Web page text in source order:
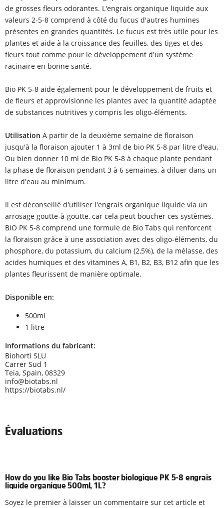
de grosses fleurs odorantes. L'engrais organique liquide aux
valeurs 2-5-8 comprend à côté du fucus d'autres humines
présentes en grandes quantités. Le fucus est très utile pour les
plantes et aide à la croissance des feuilles, des tiges et des
fleurs tout comme pour le développement d'un système
racinaire en bonne santé.
Bio PK 5-8 aide également pour le développement de fruits et
de fleurs et approvisionne les plantes avec la quantité adaptée
de substances nutritives y compris les oligo-éléments.
Utilisation A partir de la deuxième semaine de floraison
jusqu'à la floraison ajouter 1 à 3ml de bio PK 5-8 par litre d'eau.
Ou bien donner 10 ml de Bio PK 5-8 à chaque plante pendant
la phase de floraison pendant 3 à 6 semaines, à diluer dans un
litre d'eau au minimum.
Il est déconseillé d'utiliser l'engrais organique liquide via un
arrosage goutte-à-goutte, car cela peut boucher ces systèmes.
BIO PK 5-8 comprend une formule de Bio Tabs qui renforcent
la floraison grâce à une association avec des oligo-éléments, du
phosphore, du potassium, du calcium (2,5%), de la mélasse, des
acides humiques et des vitamines A, B1, B2, B3, B12 afin que les
plantes fleurissent de manière optimale.
Disponible en:
500ml
1 litre
Informations du fabricant:
Biohorti SLU
Carrer Sud 1
Teia, Spain, 08329
info@biotabs.nl
https://biotabs.nl/
Évaluations
How do you like Bio Tabs booster biologique PK 5-8 engrais
liquide organique 500ml, 1L?
Soyez le premier à laisser un commentaire sur cet article et